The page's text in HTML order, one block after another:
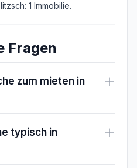
1 Immobilie.
Fragen
zum mieten in
typisch in